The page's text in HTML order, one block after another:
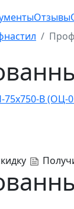
Отзывы